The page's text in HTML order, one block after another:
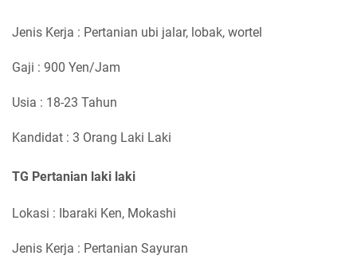
Jenis Kerja : Pertanian ubi jalar, lobak, wortel
Gaji : 900 Yen/Jam
Usia : 18-23 Tahun
Kandidat : 3 Orang Laki Laki
TG Pertanian laki laki
Lokasi : Ibaraki Ken, Mokashi
Jenis Kerja : Pertanian Sayuran